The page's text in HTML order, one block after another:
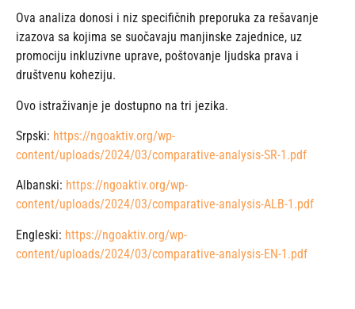
Ova analiza donosi i niz specifičnih preporuka za rešavanje
izazova sa kojima se suočavaju manjinske zajednice, uz
promociju inkluzivne uprave, poštovanje ljudska prava i
društvenu koheziju.
Ovo istraživanje je dostupno na tri jezika.
Srpski: https://ngoaktiv.org/wp-
content/uploads/2024/03/comparative-analysis-SR-1.pdf
Albanski: https://ngoaktiv.org/wp-
content/uploads/2024/03/comparative-analysis-ALB-1.pdf
Engleski: https://ngoaktiv.org/wp-
content/uploads/2024/03/comparative-analysis-EN-1.pdf